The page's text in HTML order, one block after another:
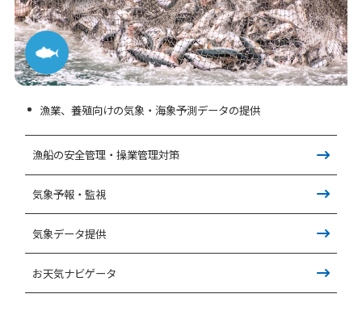
漁業、養殖向けの気象・海象予測データの提供
漁船の安全管理・操業管理対策
気象予報・監視
気象データ提供
お天気ナビゲータ